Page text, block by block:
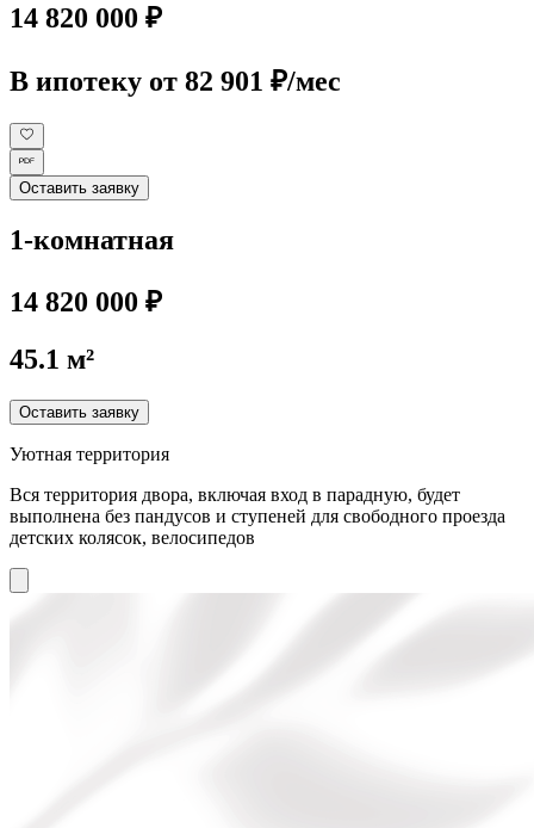
14 820 000 ₽
В ипотеку от 82 901 ₽/мес
Оставить заявку
1-комнатная
14 820 000 ₽
45.1 м²
Оставить заявку
Уютная территория
Вся территория двора, включая вход в парадную, будет
выполнена без пандусов и ступеней для свободного проезда
детских колясок, велосипедов